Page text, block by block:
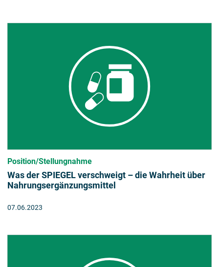
Position/Stellungnahme
Was der SPIEGEL verschweigt – die Wahrheit über
Nahrungsergänzungsmittel
07.06.2023